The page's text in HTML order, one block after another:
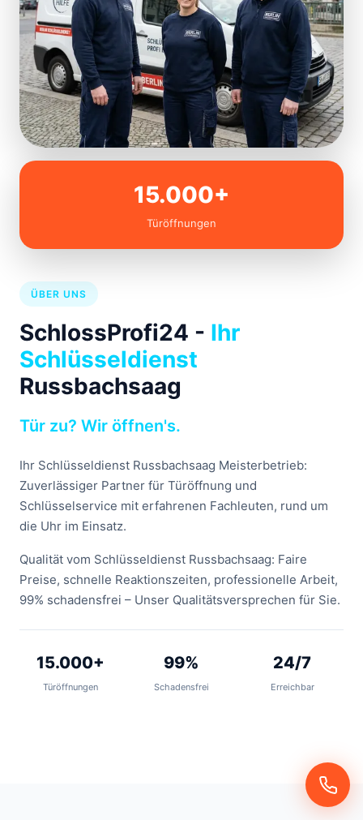
15.000+
Türöffnungen
ÜBER UNS
SchlossProfi24 - Ihr
Schlüsseldienst
Russbachsaag
Tür zu? Wir öffnen's.
Ihr Schlüsseldienst Russbachsaag Meisterbetrieb:
Zuverlässiger Partner für Türöffnung und
Schlüsselservice mit erfahrenen Fachleuten, rund um
die Uhr im Einsatz.
Qualität vom Schlüsseldienst Russbachsaag: Faire
Preise, schnelle Reaktionszeiten, professionelle Arbeit,
99% schadensfrei – Unser Qualitätsversprechen für Sie.
15.000+
Türöffnungen
99%
Schadensfrei
24/7
Erreichbar